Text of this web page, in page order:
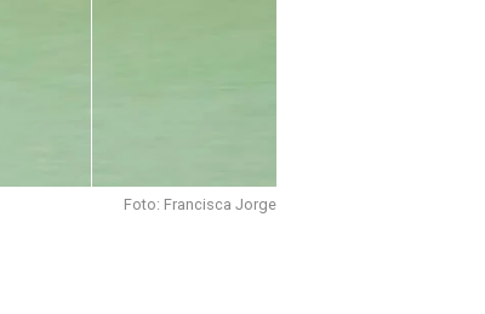
Foto: Francisca Jorge